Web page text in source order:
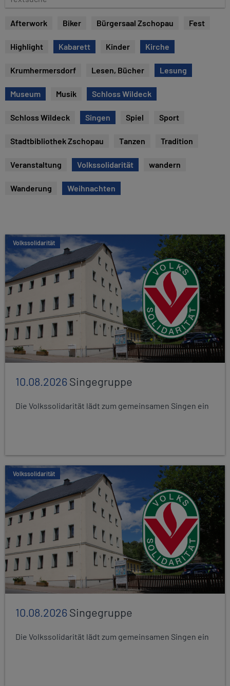
e
e
Afterwork Biker Bürgersaal Zschopau Fest
Highlight Kabarett Kinder Kirche
Krumhermersdorf Lesen, Bücher Lesung
Museum Musik Schloss Wildeck
Schloss Wildeck Singen Spiel Sport
Stadtbibliothek Zschopau Tanzen Tradition
Veranstaltung Volkssolidarität wandern
Wanderung Weihnachten
Volkssolidarität
10.08.2026Singegruppe
Die Volkssolidarität lädt zum gemeinsamen Singen ein
Volkssolidarität
10.08.2026Singegruppe
Die Volkssolidarität lädt zum gemeinsamen Singen ein